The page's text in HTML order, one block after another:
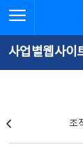
문
로
가
체
뉴
바
가
사업별웹사이
조